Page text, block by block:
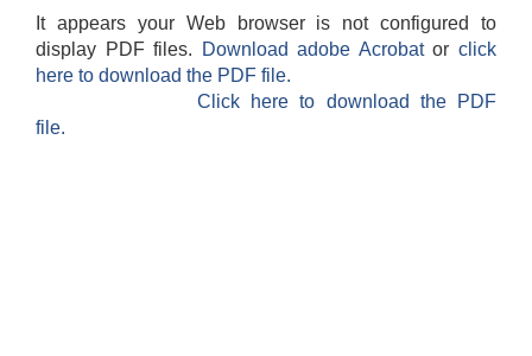
It appears your Web browser is not configured to
display PDF files.
Download adobe Acrobatorclick
here to download the PDF file.
Click here to download the PDF
file.